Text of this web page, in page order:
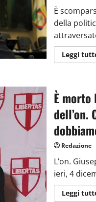
È
della
Leggi
È morto
dell’on.
Redazione
L’on.
ieri, 4
Leggi